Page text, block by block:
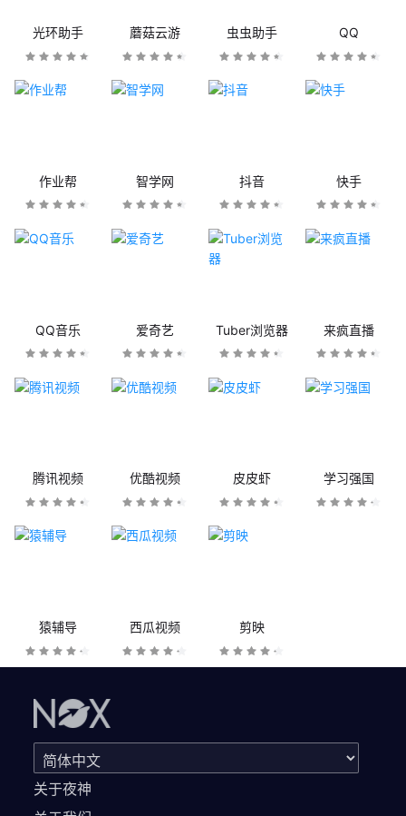
光环助手 蘑菇云游 虫虫助手 QQ
作业帮 智学网 抖音 快手
QQ音乐 爱奇艺 Tuber浏览器 来疯直播
腾讯视频 优酷视频 皮皮虾 学习强国
猿辅导 西瓜视频 剪映
关于夜神